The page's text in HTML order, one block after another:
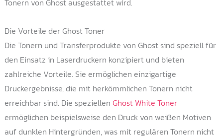
Tonern von Ghost ausgestattet wird.
Die Vorteile der Ghost Toner
Die Tonern und Transferprodukte von Ghost sind speziell für
den Einsatz in Laserdruckern konzipiert und bieten
zahlreiche Vorteile. Sie ermöglichen einzigartige
Druckergebnisse, die mit herkömmlichen Tonern nicht
erreichbar sind. Die speziellen Ghost White Toner
ermöglichen beispielsweise den Druck von weißen Motiven
auf dunklen Hintergründen, was mit regulären Tonern nicht